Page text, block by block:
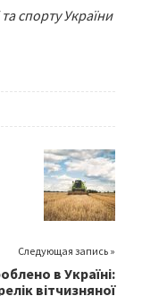
спорту України
Следующая запись »
в Україні:
вітчизняної